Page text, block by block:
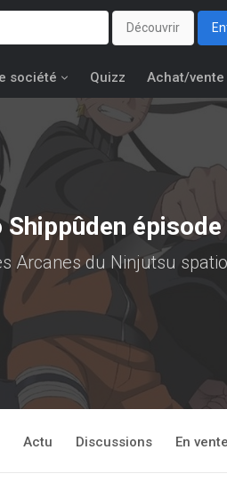
Découvrir
société Quizz Achat/vente
Shippûden épisode
Arcanes du Ninjutsu
Actu Discussions En vente